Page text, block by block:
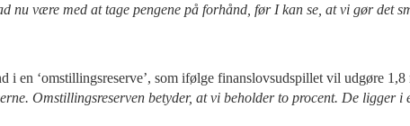
nu være med at tage pengene på forhånd, før I kan se, at vi gør det
en ‘omstillingsreserve’, som ifølge finanslovsudspillet vil udgøre
Omstillingsreserven betyder, at vi beholder to procent. De ligger